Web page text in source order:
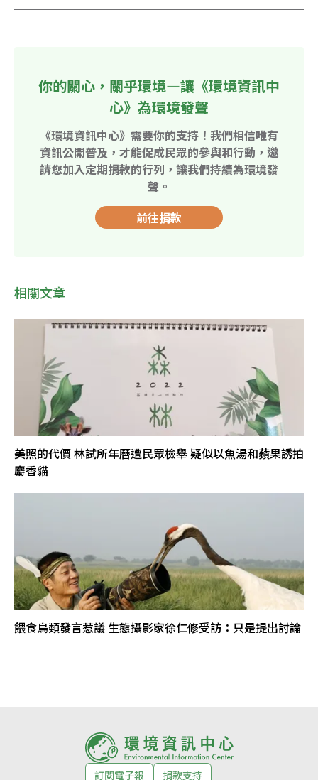
你的關心，關乎環境—讓《環境資訊中
心》為環境發聲
《環境資訊中心》需要你的支持！我們相信唯有
資訊公開普及，才能促成民眾的參與和行動，邀
請您加入定期捐款的行列，讓我們持續為環境發
聲。
前往捐款
相關文章
美照的代價 林試所年曆遭民眾檢舉 疑似以魚湯和蘋果誘拍
麝香貓
餵食鳥類發言惹議 生態攝影家徐仁修受訪：只是提出討論
訂閱電子報 捐款支持